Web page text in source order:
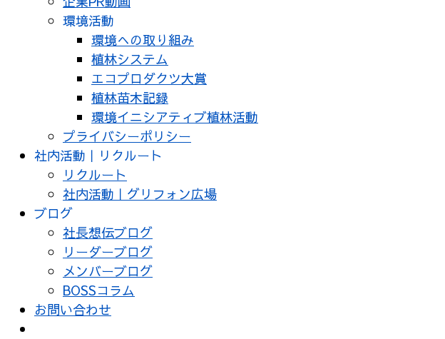
環境活動
環境への取り組み
植林システム
エコプロダクツ大賞
植林苗木記録
環境イニシアティブ植林活動
プライバシーポリシー
社内活動｜リクルート
リクルート
社内活動｜グリフォン広場
ブログ
社長想伝ブログ
リーダーブログ
メンバーブログ
BOSSコラム
お問い合わせ